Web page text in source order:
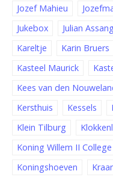
Jozef Mahieu
Jukebox
Julian
Kareltje
Karin Bruers
Kasteel Maurick
Kees van den
Kersthuis
Kessels
Klein Tilburg
Koning Willem II College
Koningshoeven